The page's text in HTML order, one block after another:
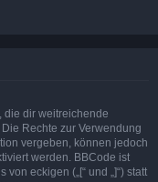
die dir weitreichende
Rechte zur Verwendung
vergeben, können jedoch
werden. BBCode ist
eckigen („[“ und „]“) statt